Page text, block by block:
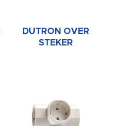
DUTRON OVER
STEKER